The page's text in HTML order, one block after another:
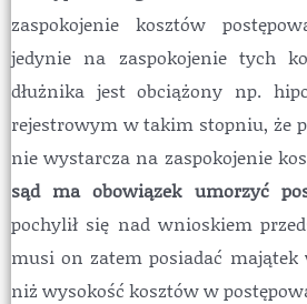
zaspokojenie kosztów
jedynie na zaspokojenie tych
dłużnika jest obciążony np.
rejestrowym w takim stopniu, że
nie wystarcza na zaspokojenie
sąd ma obowiązek umorzyć
pochylił się nad wnioskiem
musi on zatem posiadać
niż wysokość kosztów w